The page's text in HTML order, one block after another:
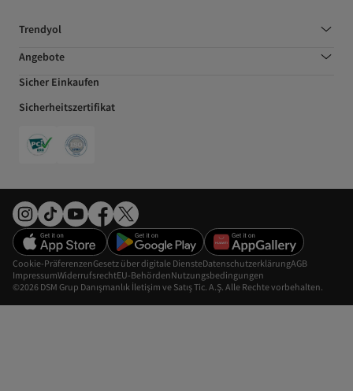
Trendyol
Angebote
Sicher Einkaufen
Sicherheitszertifikat
©2026 DSM Grup Danışmanlık İletişim ve Satış Tic. A.Ş. Alle Rechte vorbehalten.
Cookie-PräferenzenGesetz über digitale DiensteDatenschutzerklärungAGB
ImpressumWiderrufsrechtEU-BehördenNutzungsbedingungen